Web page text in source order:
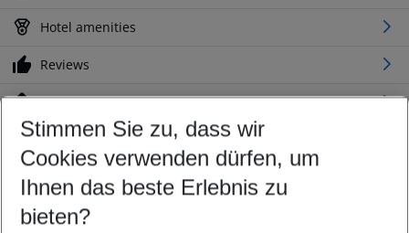
Hotel amenities
Reviews
Location
Customize your offer
Find the perfect deal which suits your best
Your departure airport
Any airport
Stimmen Sie zu, dass wir
Cookies verwenden dürfen, um
Ihnen das beste Erlebnis zu
bieten?